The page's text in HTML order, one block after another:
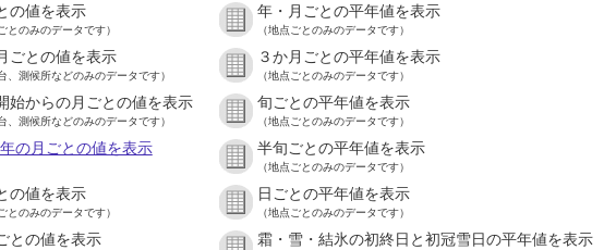
の値を表示
とのみのデータです）
年・月ごとの平年値を表示
（地点ごとのみのデータです）
ごとの値を表示
、測候所などのみのデータです）
３か月ごとの平年値を表示
（地点ごとのみのデータです）
始からの月ごとの値を表示
、測候所などのみのデータです）
旬ごとの平年値を表示
（地点ごとのみのデータです）
の月ごとの値を表示 半旬ごとの平年値を表示
（地点ごとのみのデータです）
の値を表示
とのみのデータです）
日ごとの平年値を表示
（地点ごとのみのデータです）
との値を表示 霜・雪・結氷の初終日と初冠雪日の平年値を表示